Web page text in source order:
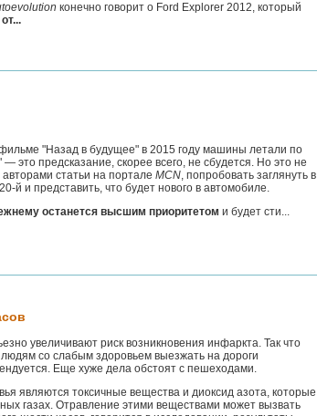
конечно говорит о Ford Explorer 2012, который
от...
"Назад в будущее" в 2015 году машины летали по
это предсказание, скорее всего, не сбудется. Но это не
статьи на портале MCN, попробовать заглянуть в
й и представить, что будет нового в автомобиле.
останется высшим приоритетом и будет сти...
увеличивают риск возникновения инфаркта. Так что
со слабым здоровьем выезжать на дороги
Еще хуже дела обстоят с пешеходами.
являются токсичные вещества и диоксид азота, которые
газах. Отравление этими веществами может вызвать